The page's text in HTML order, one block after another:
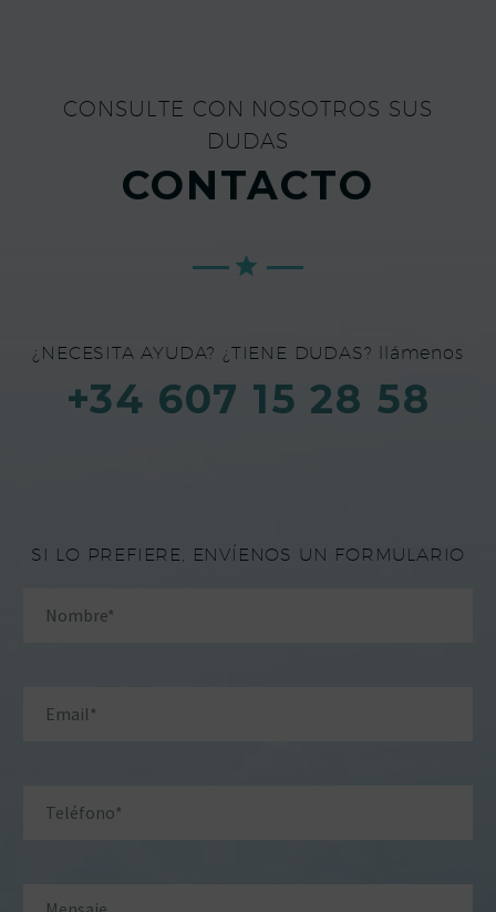
CONSULTE CON NOSOTROS SUS
DUDAS
CONTACTO
¿NECESITA AYUDA? ¿TIENE DUDAS? llámenos
+34 607 15 28 58
SI LO PREFIERE, ENVÍENOS UN FORMULARIO